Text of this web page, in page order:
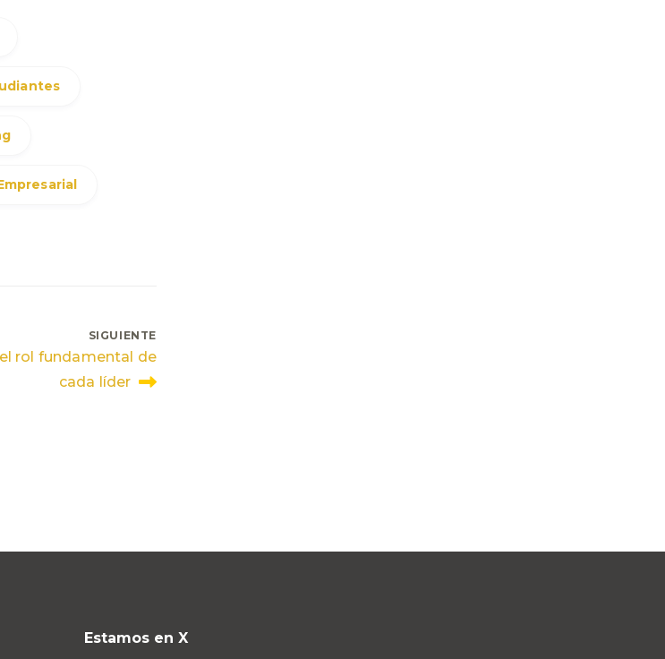
SIGUIENTE
rol fundamental de
cada líder
Estamos en X